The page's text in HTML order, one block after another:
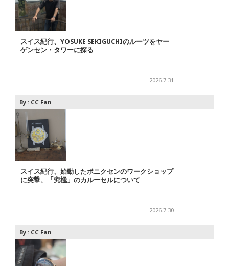
スイス紀行、YOSUKE SEKIGUCHIのルーツをヤー
ゲンセン・タワーに探る
2026.7.31
By : CC Fan
スイス紀行、始動したボニクセンのワークショップ
に突撃、「究極」のカルーセルについて
2026.7.30
By : CC Fan